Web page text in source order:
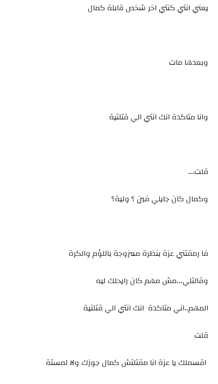
يعني انتي كنتي اخر شخص قابلة كمال
وبعدها مات
وانا متاكدة انك انتي الي قتلتية
قلت...
وكمال كان جايلي فين ؟ ولية؟
فا رمقتني عزة بنظرة ممزوجة باللؤم والكرة
وقالتلي...مش مهم كان رايحلك ليه
المهم..اني متاكدة انك انتي الي قتلتية
قلت
اقسملك يا عزة انا مقتلتش كمال جوزك ولا لمستة